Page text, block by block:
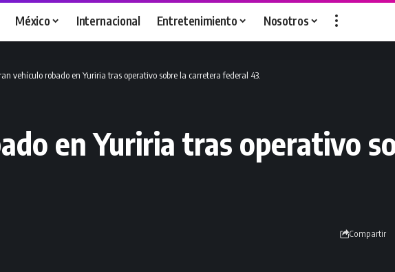
México Internacional Entretenimiento Nosotros
vehículo robado en Yuriria tras operativo sobre la carretera federal 43.
en Yuriria tras operativo
Compartir